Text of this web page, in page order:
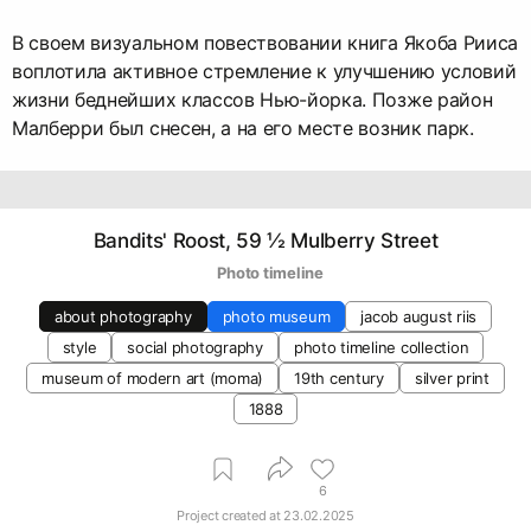
В своем визуальном повествовании книга Якоба Рииса
воплотила активное стремление к улучшению условий
жизни беднейших классов Нью-йорка. Позже район
Малберри был снесен, а на его месте возник парк.
Bandits' Roost, 59 ½ Mulberry Street
   Photo timeline
about photography photo museum
jacob august riis
style
social photography
photo timeline collection
museum of modern art (moma)
19th century
silver print
1888
6
Project created at 23.02.2025